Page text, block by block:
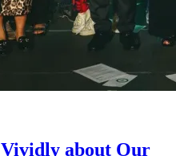
about Our